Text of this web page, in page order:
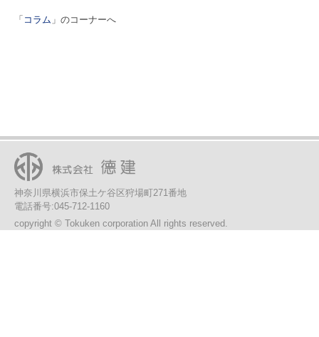
「 コラム 」のコーナーへ
神奈川県横浜市保土ケ谷区狩場町271番地
電話番号:045-712-1160
copyright © Tokuken corporation All rights reserved.